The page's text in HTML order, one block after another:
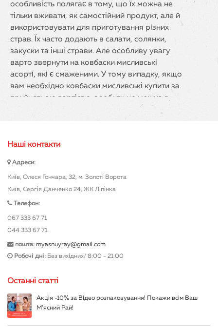
особливість полягає в тому, що їх можна не
тільки вживати, як самостійний продукт, але й
використовувати для приготування різних
страв. Їх часто додають в салати, солянки,
закуски та інші страви. Але особливу увагу
варто звернути на ковбаски мисливські
асорті, які є смаженими. У тому випадку, якщо
вам необхідно ковбаски мисливські купити за
прийнятною вартістю, зробити це можна в
У нашому магазині на мисливські ковбаски
ціна доступна для кожного покупця, при
цьому ми гарантуємо високу якість продукції.
виробництва використовується м'ясо
баранини і телятини. Для того щоб надати
цьому продукту оригінального пікантного
смаку, додатково застосовується часник і
набувають пікантного смаку і яскравого
для пікніка або ж звичайної домашньої
трапези.
Нашi контакти
Адреси:
Київ, Олеся Гончара, 32, м. Золоті Ворота
Київ, Сергія Данченко 24, ЖК Ліпінка
Телефон:
067 333 67 71
044 333 67 71
пошта: myasnuyray@gmail.com
Робочі дні: Без вихідних/ 8:00 - 21:00
Останні статті
Акція -10% за Відео розпаковування! Покажи всім Ваш
М’ясний Рай!